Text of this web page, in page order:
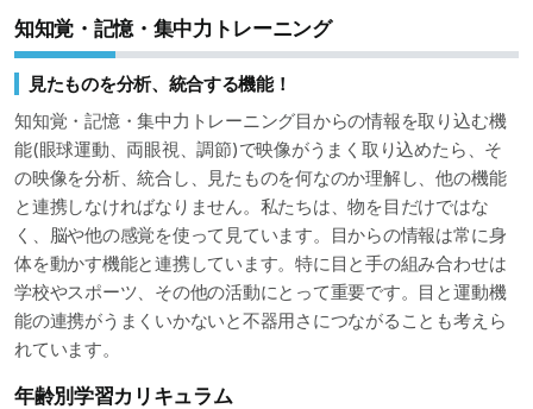
知知覚・記憶・集中力トレーニング
見たものを分析、統合する機能！
知知覚・記憶・集中力トレーニング目からの情報を取り込む機
能(眼球運動、両眼視、調節)で映像がうまく取り込めたら、そ
の映像を分析、統合し、見たものを何なのか理解し、他の機能
と連携しなければなりません。私たちは、物を目だけではな
く、脳や他の感覚を使って見ています。目からの情報は常に身
体を動かす機能と連携しています。特に目と手の組み合わせは
学校やスポーツ、その他の活動にとって重要です。目と運動機
能の連携がうまくいかないと不器用さにつながることも考えら
れています。
年齢別学習カリキュラム